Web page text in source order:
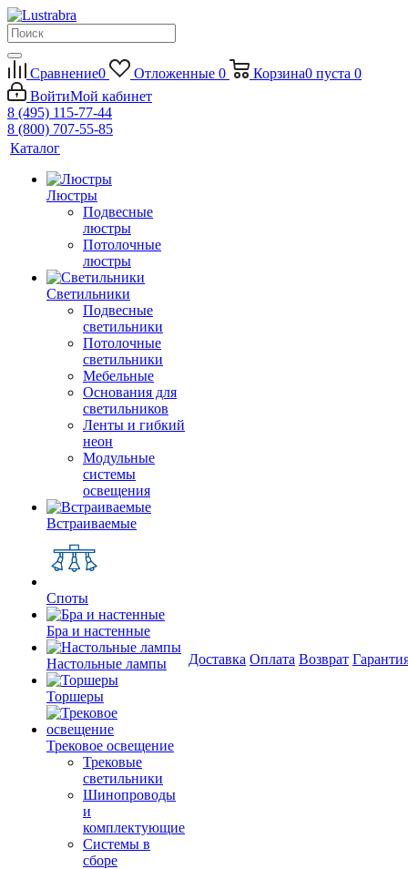
Сравнение0 Отложенные 0 Корзина0 пуста 0
ВойтиМой кабинет
8 (495) 115-77-44
8 (800) 707-55-85
Каталог
Люстры
Подвесные
люстры
Потолочные
люстры
Светильники
Подвесные
светильники
Потолочные
светильники
Мебельные
Основания для
светильников
Ленты и гибкий
неон
Модульные
системы
освещения
Встраиваемые
Споты
Бра и настенные
Настольные лампы
Торшеры
Трековое освещение
Трековые
светильники
Шинопроводы
и
комплектующие
Системы в
сборе
Доставка Оплата Возврат